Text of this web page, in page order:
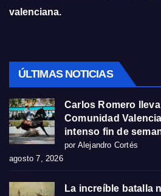
valenciana.
ÚLTIMAS NOTICIAS
Carlos Romero
Comunidad
intenso fin de
por Alejandro Cortés
agosto 7, 2026
La increíble batalla